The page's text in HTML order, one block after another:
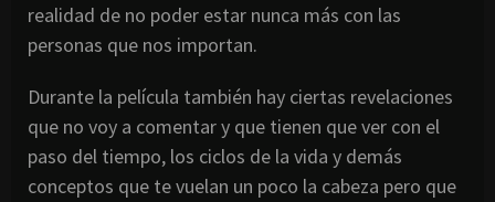
realidad de no poder estar nunca más con las
personas que nos importan.
Durante la película también hay ciertas revelaciones
que no voy a comentar y que tienen que ver con el
paso del tiempo, los ciclos de la vida y demás
conceptos que te vuelan un poco la cabeza pero que